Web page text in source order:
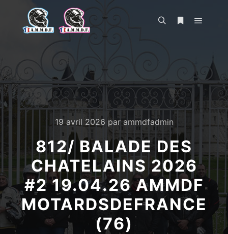
19 avril 2026 par ammdfadmin
812/ BALADE DES
CHATELAINS 2026
#2 19.04.26 AMMDF
MOTARDSDEFRANCE
(76)